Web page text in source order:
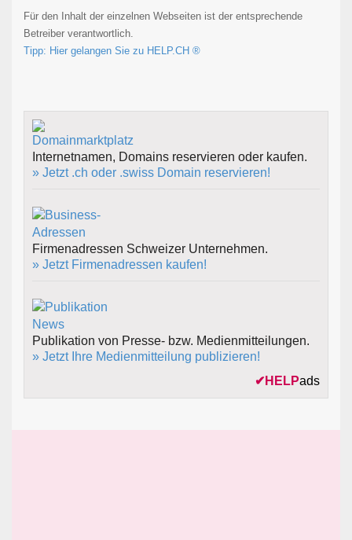
Für den Inhalt der einzelnen Webseiten ist der entsprechende
Betreiber verantwortlich.
Tipp: Hier gelangen Sie zu HELP.CH ®
Internetnamen, Domains reservieren oder kaufen.
» Jetzt .ch oder .swiss Domain reservieren!
Firmenadressen Schweizer Unternehmen.
» Jetzt Firmenadressen kaufen!
Publikation von Presse- bzw. Medienmitteilungen.
» Jetzt Ihre Medienmitteilung publizieren!
✔ HELPads